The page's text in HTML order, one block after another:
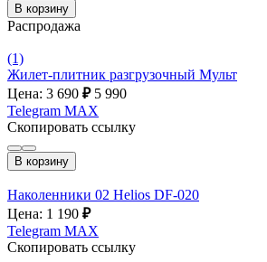
В корзину
Распродажа
(1)
Жилет-плитник разгрузочный Мульт
Цена: 3 690 ₽ 5 990
Telegram MAX
Скопировать ссылку
В корзину
Наколенники 02 Helios DF-020
Цена: 1 190 ₽
Telegram MAX
Скопировать ссылку